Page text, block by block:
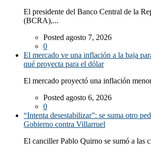
El presidente del Banco Central de la
(BCRA),...
Posted agosto 7, 2026
0
El mercado ve una inflación a la baja
qué proyecta para el dólar
El mercado proyectó una inflación
Posted agosto 6, 2026
0
“Intenta desestabilizar”: se suma otro
Gobierno contra Villarruel
El canciller Pablo Quirno se sumó a las